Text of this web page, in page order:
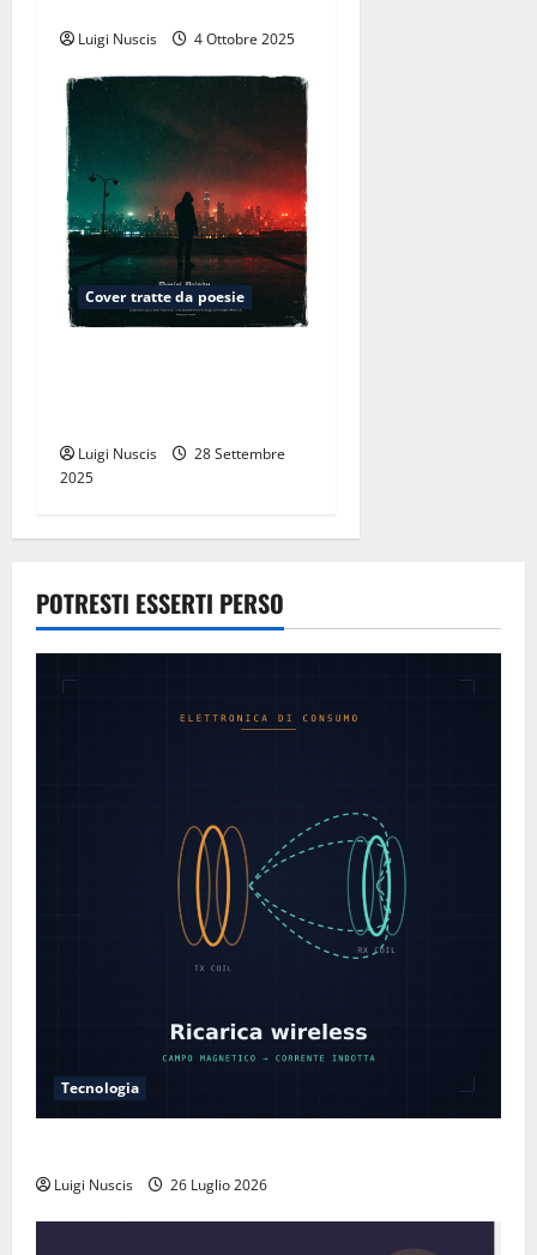
i
c
o
l
o
Luigi Nuscis 4 Ottobre 2025
Cover tratte da poesie
Luigi Nuscis
28 Settembre
2025
POTRESTI ESSERTI PERSO
Tecnologia
Luigi Nuscis 26 Luglio 2026